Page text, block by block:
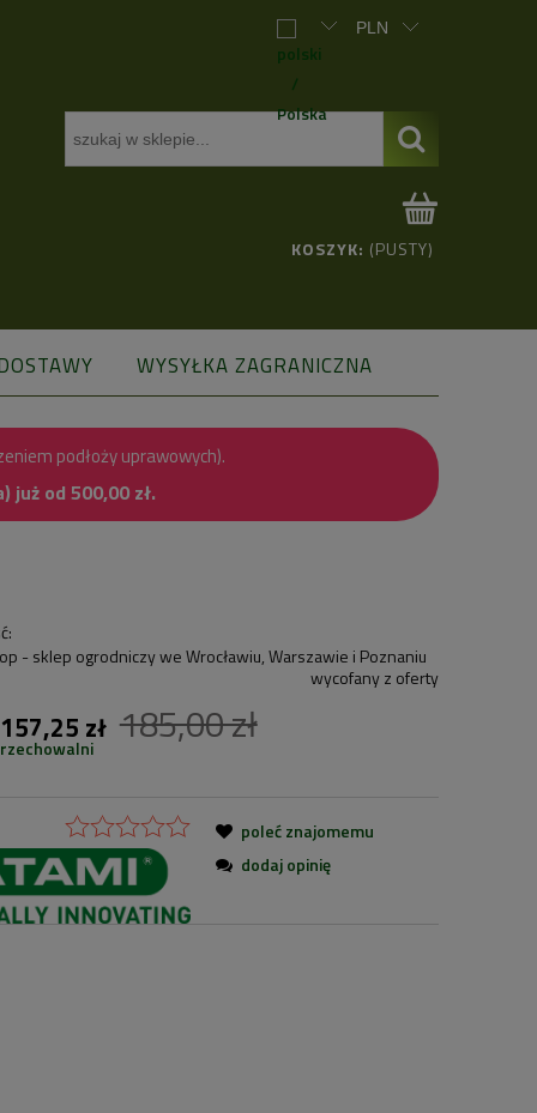
KOSZYK: (PUSTY)
WYSYŁKA ZAGRANICZNA
podłoży uprawowych).
już od 500,00 zł.
wycofany z oferty
157,25 zł 185,00 zł
poleć znajomemu
dodaj opinię